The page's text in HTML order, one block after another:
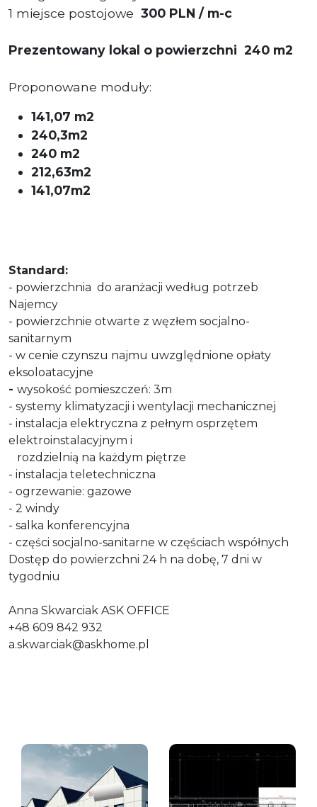
1 miejsce postojowe 300 PLN / m-c
Prezentowany lokal o powierzchni 240 m2
Proponowane moduły:
141,07 m2
240,3m2
240 m2
212,63m2
141,07m2
Standard:
- powierzchnia do aranżacji według potrzeb
Najemcy
- powierzchnie otwarte z węzłem socjalno-
sanitarnym
- w cenie czynszu najmu uwzględnione opłaty
eksoloatacyjne
- wysokość pomieszczeń: 3m
- systemy klimatyzacji i wentylacji mechanicznej
- instalacja elektryczna z pełnym osprzętem
elektroinstalacyjnym i
rozdzielnią na każdym piętrze
- instalacja teletechniczna
- ogrzewanie: gazowe
- 2 windy
- salka konferencyjna
- części socjalno-sanitarne w częściach współnych
Dostęp do powierzchni 24 h na dobę, 7 dni w
tygodniu
Anna Skwarciak ASK OFFICE
+48 609 842 932
a.skwarciak@askhome.pl